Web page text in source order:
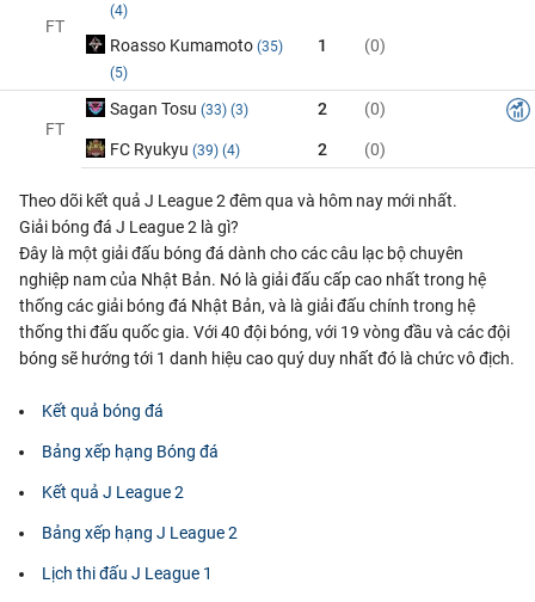
FT
(4)
Roasso Kumamoto (35)
(5)
1 (0)
FT
Sagan Tosu (33) (3) 2 (0)
FC Ryukyu (39) (4) 2 (0)
Theo dõi kết quả J League 2 đêm qua và hôm nay mới nhất.
Giải bóng đá J League 2 là gì?
Đây là một giải đấu bóng đá dành cho các câu lạc bộ chuyên
nghiệp nam của Nhật Bản. Nó là giải đấu cấp cao nhất trong hệ
thống các giải bóng đá Nhật Bản, và là giải đấu chính trong hệ
thống thi đấu quốc gia. Với 40 đội bóng, với 19 vòng đầu và các đội
bóng sẽ hướng tới 1 danh hiệu cao quý duy nhất đó là chức vô địch.
Kết quả bóng đá
Bảng xếp hạng Bóng đá
Kết quả J League 2
Bảng xếp hạng J League 2
Lịch thi đấu J League 1